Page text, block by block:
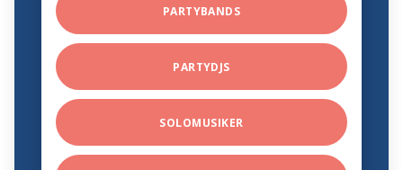
PARTYBANDS
PARTYDJS
SOLOMUSIKER